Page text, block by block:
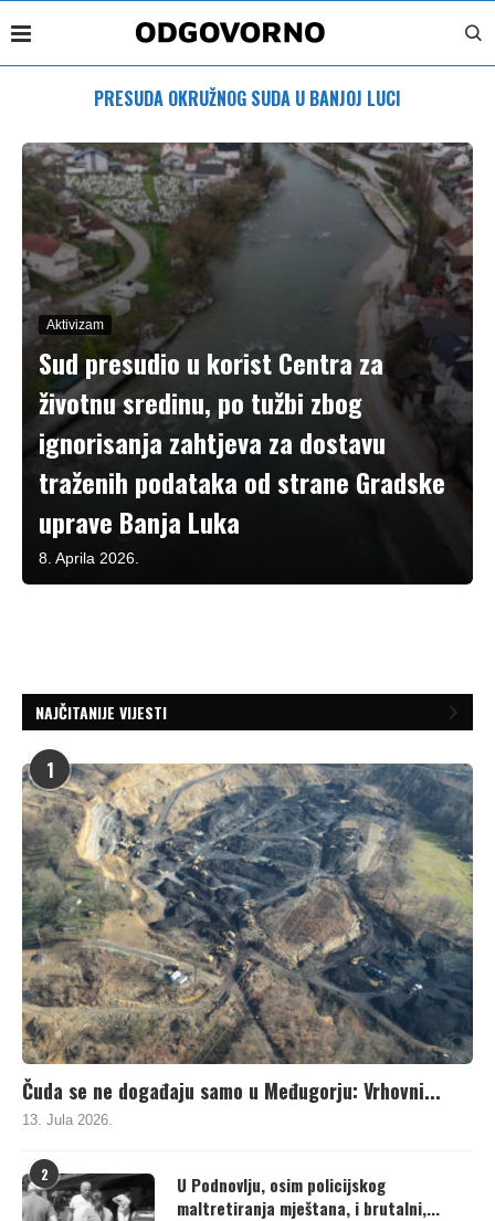
PRESUDA OKRUŽNOG SUDA U BANJOJ LUCI
Aktivizam
Sud presudio u korist Centra za
životnu sredinu, po tužbi zbog
ignorisanja zahtjeva za dostavu
traženih podataka od strane Gradske
uprave Banja Luka
8. Aprila 2026.
NAJČITANIJE VIJESTI
1
Čuda se ne događaju samo u Međugorju: Vrhovni...
13. Jula 2026.
2
U Podnovlju, osim policijskog
maltretiranja mještana, i brutalni,...